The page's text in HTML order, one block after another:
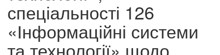
спеціальності 126
«Інформаційні системи
та технології» щодо